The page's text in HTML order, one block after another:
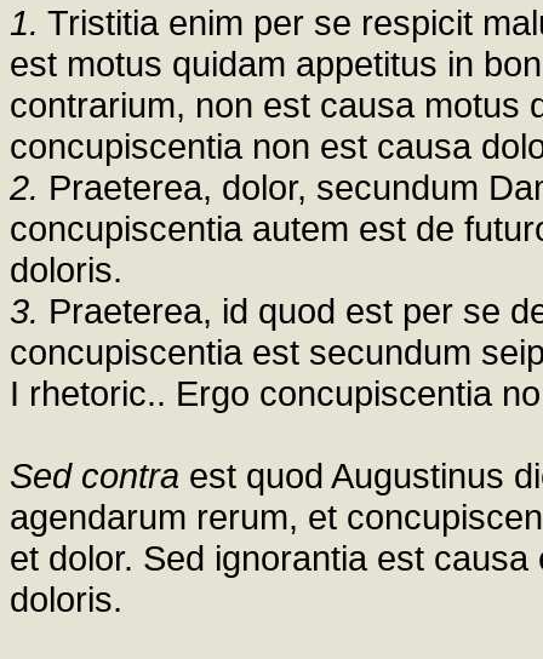
1. Tristitia enim per se respicit
est motus quidam appetitus in
contrarium, non est causa motus
concupiscentia non est causa
2. Praeterea, dolor, secundum
concupiscentia autem est de
doloris.
3. Praeterea, id quod est per se
concupiscentia est secundum
I rhetoric.. Ergo concupiscentia
Sed contra est quod Augustinus
agendarum rerum, et
et dolor. Sed ignorantia est
doloris.